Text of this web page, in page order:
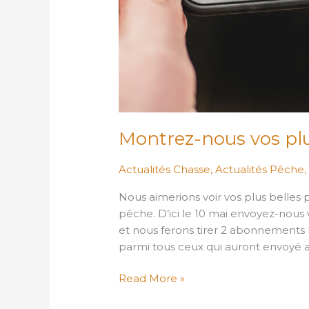
Montrez-nous vos
Actualités Chasse,Actualités Pêche,
Nous aimerions voir vos plus belles
pêche. D’ici le 10 mai envoyez-
et nous ferons tirer 2 abonnements
parmi tous ceux qui auront envoyé
Read More »